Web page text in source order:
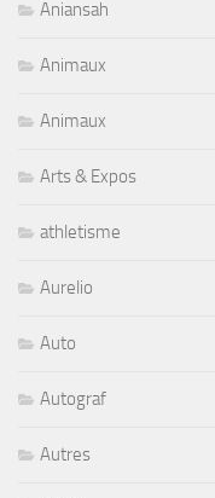
Aniansah
Animaux
Animaux
Arts & Expos
athletisme
Aurelio
Auto
Autograf
Autres